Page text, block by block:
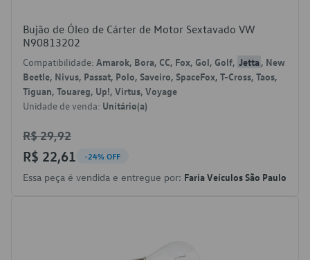
Bujão de Óleo de Cárter de Motor Sextavado VW
N90813202
Compatibilidade: Amarok, Bora, CC, Fox, Gol, Golf, Jetta, New
Beetle, Nivus, Passat, Polo, Saveiro, SpaceFox, T-Cross, Taos,
Tiguan, Touareg, Up!, Virtus, Voyage
Unidade de venda: Unitário(a)
R$ 29,92
R$ 22,61 -24% OFF
Essa peça é vendida e entregue por: Faria Veículos São Paulo